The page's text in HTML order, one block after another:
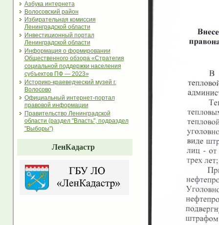
Азбука интернета
Волосовский район
Избирательная комиссия
Ленинградской области
Инвестиционный портал
Ленинградской области
Информация о формировании
Общественного обзора «Стратегия
социальной поддержки населения
субъектов ПФ — 2023»
Историко-краеведческий музей г.
Волосово
Официальный интернет-портал
правовой информации
Правительство Ленинградской
области (раздел "Власть", подраздел
"Выборы")
ЛенКадастр